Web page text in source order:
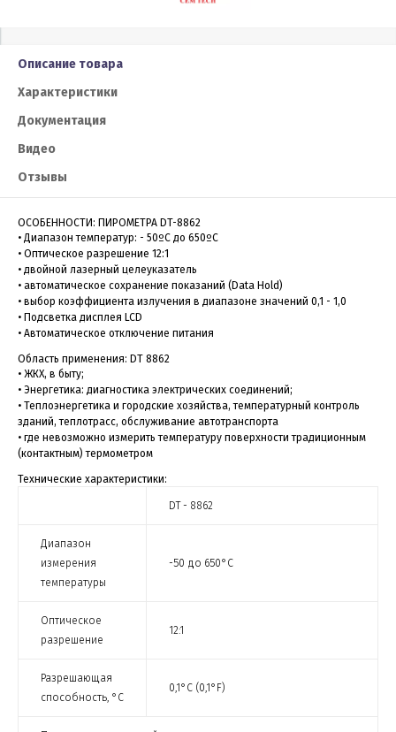
Описание товара
Характеристики
Документация
Видео
Отзывы
ОСОБЕННОСТИ: ПИРОМЕТРА DT-8862
• Диапазон температур: - 50ºC до 650ºC
• Оптическое разрешение 12:1
• двойной лазерный целеуказатель
• автоматическое сохранение показаний (Data Hold)
• выбор коэффициента излучения в диапазоне значений 0,1 - 1,0
• Подсветка дисплея LCD
• Автоматическое отключение питания
Область применения: DT 8862
• ЖКХ, в быту;
• Энергетика: диагностика электрических соединений;
• Теплоэнергетика и городские хозяйства, температурный контроль
зданий, теплотрасс, обслуживание автотранспорта
• где невозможно измерить температуру поверхности традиционным
(контактным) термометром
Технические характеристики:
DT - 8862
Диапазон
измерения
температуры
-50 до 650°C
Оптическое
разрешение
12:1
Разрешающая
способность, °С
0,1°C (0,1°F)